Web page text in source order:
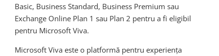
Basic, Business Standard, Business Premium sau
Exchange Online Plan 1 sau Plan 2 pentru a fi eligibil
pentru Microsoft Viva.
Microsoft Viva este o platformă pentru experiența